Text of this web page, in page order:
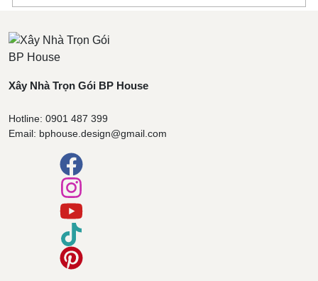
Xây Nhà Trọn Gói BP House
Hotline: 0901 487 399
Email: bphouse.design@gmail.com